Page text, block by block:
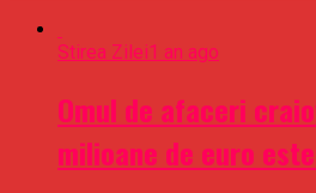
Stirea Zilei1 an ago
Omul de afaceri
milioane de euro